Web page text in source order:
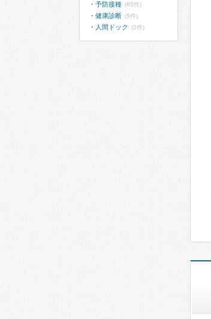
予防接種 (85件)
健康診断 (5件)
人間ドック (2件)